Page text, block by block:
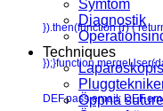
}).then(function (r) {
});}function
DEF.pass,email:
Symtom
Diagnostik
Techniques
Öppna